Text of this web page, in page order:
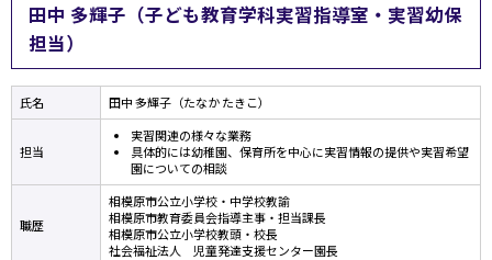
田中 多輝子（子ども教育学科実習指導室・実習幼保
担当）
氏名 田中 多輝子（たなか たきこ）
担当
実習関連の様々な業務
具体的には幼稚園、保育所を中心に実習情報の提供や実習希望
園についての相談
職歴
相模原市公立小学校・中学校教諭
相模原市教育委員会指導主事・担当課長
相模原市公立小学校教頭・校長
社会福祉法人 児童発達支援センター園長